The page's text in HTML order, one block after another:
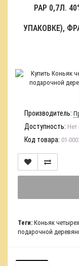
РАР 0,7Л.
УПАКОВКЕ),
Производитель:
Доступность: Нет
Код товара: 01-
Теги: Коньяк
подарочной